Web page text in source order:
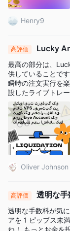
口座の種類
メタトレーダー
Lucky Antは、
索、狭いスプレッ
しています。Lucky
どの機能を提供し
れますので、リス
の口座です。
デモアカウント
デモアカウントは
るためのリスクの
ストし、市場に慣
者や実際の資金を
にとって貴重なツ
Henry9
高評価
Lucky
トレードのスピ
成功を高めてい
最高の部分は、
供していることで
瞬時の注文実行を
設したライブトレ
Oliver Johnson
高評価
透明な手
を最大化する
透明な手数料が気
アを 1 ピップス未
ね！ もっとお金を